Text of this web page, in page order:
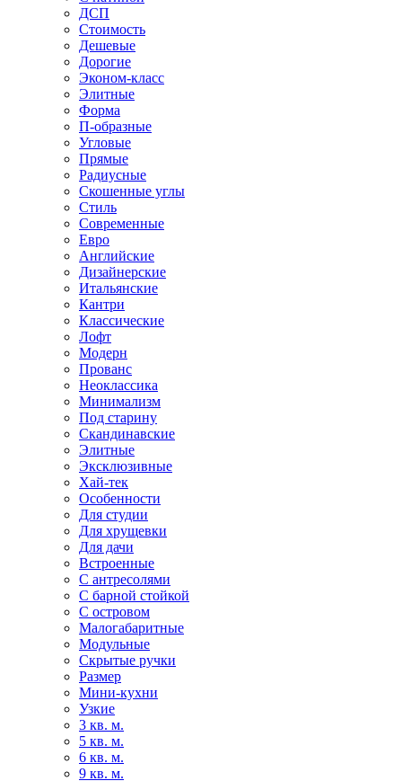
ДСП
Стоимость
Дешевые
Дорогие
Эконом-класс
Элитные
Форма
П-образные
Угловые
Прямые
Радиусные
Скошенные углы
Стиль
Современные
Евро
Английские
Дизайнерские
Итальянские
Кантри
Классические
Лофт
Модерн
Прованс
Неоклассика
Минимализм
Под старину
Скандинавские
Элитные
Эксклюзивные
Хай-тек
Особенности
Для студии
Для хрущевки
Для дачи
Встроенные
С антресолями
С барной стойкой
С островом
Малогабаритные
Модульные
Скрытые ручки
Размер
Мини-кухни
Узкие
3 кв. м.
5 кв. м.
6 кв. м.
9 кв. м.